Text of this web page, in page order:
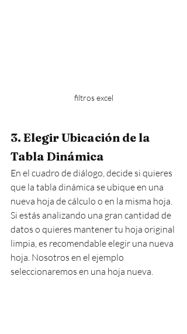
filtros excel
3. Elegir Ubicación de la
Tabla Dinámica
En el cuadro de diálogo, decide si quieres
que la tabla dinámica se ubique en una
nueva hoja de cálculo o en la misma hoja.
Si estás analizando una gran cantidad de
datos o quieres mantener tu hoja original
limpia, es recomendable elegir una nueva
hoja. Nosotros en el ejemplo
seleccionaremos en una hoja nueva.